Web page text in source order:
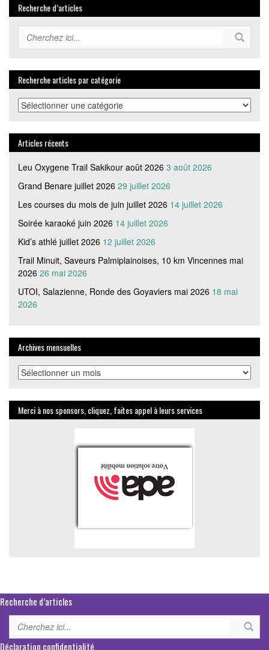
Recherche d’articles
Recherche articles par catégorie
Recherche
articles
catégorie
Articles récents
Leu Oxygene Trail Sakikour août 2026 3 août 2026
Grand Benare juillet 2026 29 juillet 2026
Les courses du mois de juin juillet 2026 14 juillet 2026
Soirée karaoké juin 2026 14 juillet 2026
Kid’s athlé juillet 2026 12 juillet 2026
Trail Minuit, Saveurs Palmiplainoises, 10 km Vincennes mai
2026 26 mai 2026
UTOI, Salazienne, Ronde des Goyaviers mai 2026 18 mai
2026
Archives mensuelles
Archives
mensuelles
Merci à nos sponsors, cliquez, faites appel à leurs services
Recherche d’articles
Déclaration confidentialité